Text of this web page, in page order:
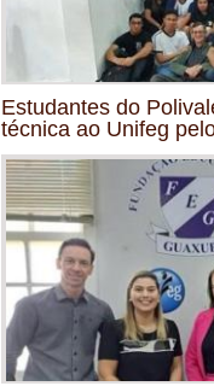
Estudantes do
técnica ao Unifeg